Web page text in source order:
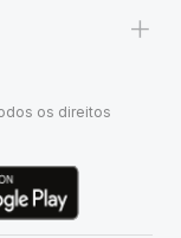
+
os direitos